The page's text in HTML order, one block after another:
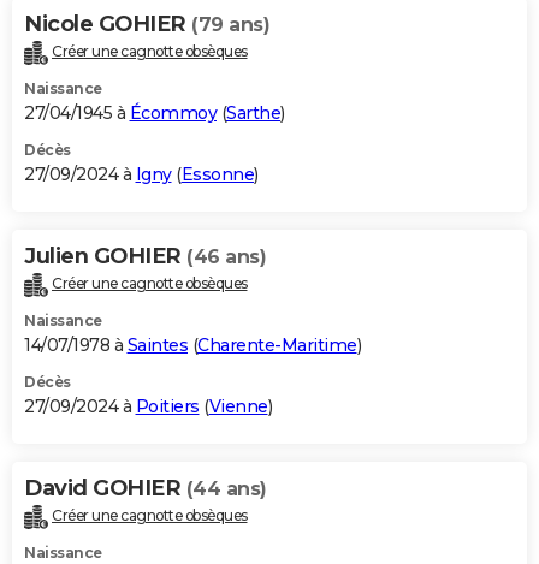
Nicole GOHIER (79 ans)
Créer une cagnotte obsèques
Naissance
27/04/1945 à Écommoy(Sarthe)
Décès
27/09/2024 à Igny(Essonne)
Julien GOHIER (46 ans)
Créer une cagnotte obsèques
Naissance
14/07/1978 à Saintes (Charente-Maritime)
Décès
27/09/2024 à Poitiers (Vienne)
David GOHIER (44 ans)
Créer une cagnotte obsèques
Naissance